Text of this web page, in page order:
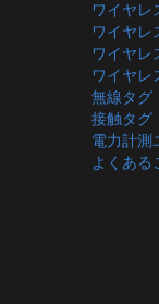
ワイヤ
ワイヤ
ワイヤ
ワイヤ
無線タグ
接触タグ
電力計測
よくある